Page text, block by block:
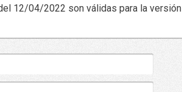
12/04/2022 son válidas para la versión